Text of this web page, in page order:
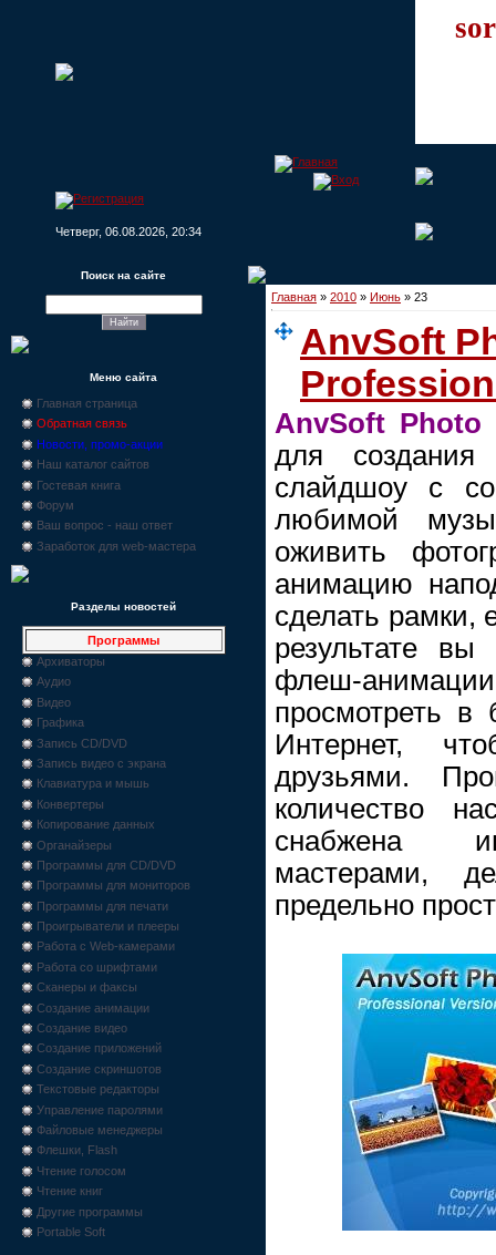
Четверг, 06.08.2026, 20:34
Поиск на сайте
Меню сайта
Главная страница
Обратная связь
Новости, промо-акции
Наш каталог сайтов
Гостевая книга
Форум
Ваш вопрос - наш ответ
Заработок для web-мастера
Разделы новостей
Программы
Архиваторы
Аудио
Видео
Графика
Запись CD/DVD
Запись видео с экрана
Клавиатура и мышь
Конвертеры
Копирование данных
Органайзеры
Программы для CD/DVD
Программы для мониторов
Программы для печати
Проигрыватели и плееры
Работа с Web-камерами
Работа со шрифтами
Сканеры и факсы
Создание анимации
Создание видео
Создание приложений
Создание скриншотов
Текстовые редакторы
Управление паролями
Файловые менеджеры
Флешки, Flash
Чтение голосом
Чтение книг
Другие программы
Portable Soft
Главная » 2010 » Июнь » 23
AnvSoft
AnvSoft Photo
для создания
слайдшоу с
любимой
оживить
анимацию
сделать рамки,
результате
флеш-
просмотреть в
Интернет,
друзьями.
количество
снабжена
мастерами,
предельно